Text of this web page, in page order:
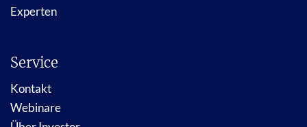
Experten
Service
Kontakt
Webinare